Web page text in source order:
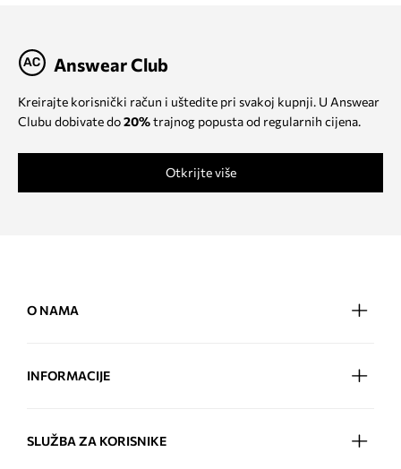
Answear Club
Kreirajte korisnički račun i uštedite pri svakoj kupnji. U Answear
Clubu dobivate do20%trajnog popusta od regularnih cijena.
Otkrijte više
O NAMA
INFORMACIJE
SLUŽBA ZA KORISNIKE